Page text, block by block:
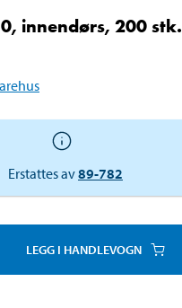
innendørs, 200 stk.
Erstattes av89-782
LEGG I HANDLEVOGN